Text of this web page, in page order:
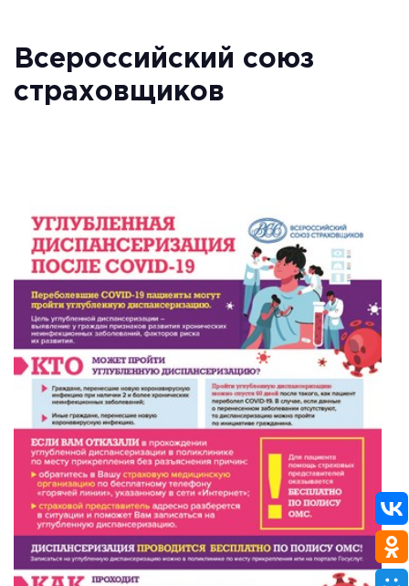
Всероссийский союз
страховщиков